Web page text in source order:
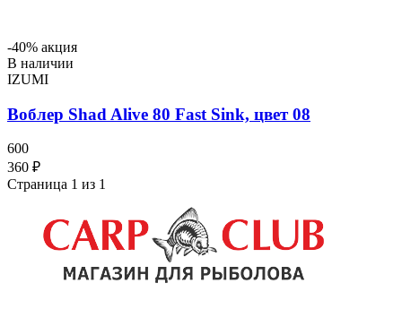
-40% акция
В наличии
IZUMI
Воблер Shad Alive 80 Fast Sink, цвет 08
600
360 ₽
Страница 1 из 1